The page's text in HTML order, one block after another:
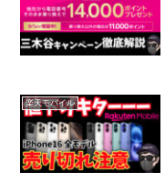
楽天モバイル